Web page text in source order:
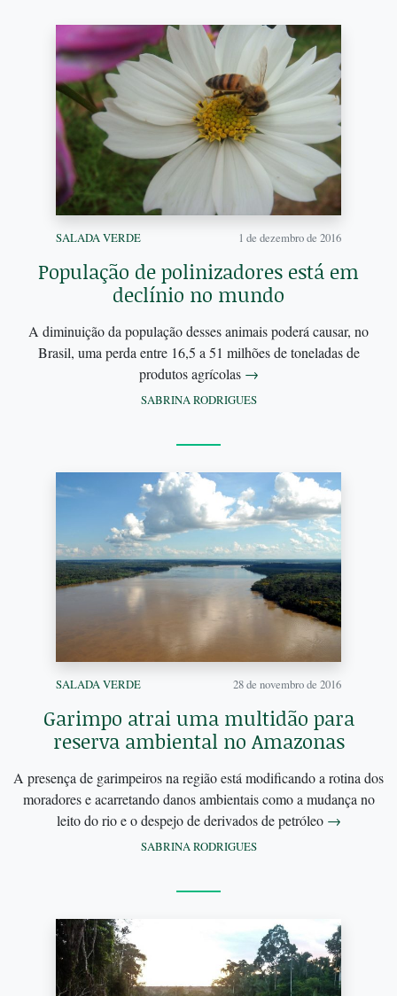
SALADA VERDE 1 de dezembro de 2016
População de polinizadores está em
declínio no mundo
A diminuição da população desses animais poderá causar, no
Brasil, uma perda entre 16,5 a 51 milhões de toneladas de
produtos agrícolas →
SABRINA RODRIGUES
SALADA VERDE 28 de novembro de 2016
Garimpo atrai uma multidão para
reserva ambiental no Amazonas
A presença de garimpeiros na região está modificando a rotina dos
moradores e acarretando danos ambientais como a mudança no
leito do rio e o despejo de derivados de petróleo →
SABRINA RODRIGUES